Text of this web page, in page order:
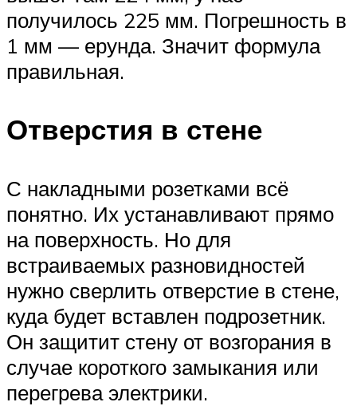
получилось 225 мм. Погрешность в
1 мм — ерунда. Значит формула
правильная.
Отверстия в стене
С накладными розетками всё
понятно. Их устанавливают прямо
на поверхность. Но для
встраиваемых разновидностей
нужно сверлить отверстие в стене,
куда будет вставлен подрозетник.
Он защитит стену от возгорания в
случае короткого замыкания или
перегрева электрики.